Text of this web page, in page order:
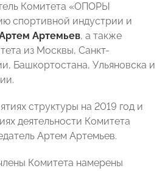
Комитета «ОПОРЫ
спортивной индустрии и
Артемьев, а также
из Москвы, Санкт-
Башкортостана, Ульяновска и
структуры на 2019 год и
деятельности Комитета
Артем Артемьев.
Комитета намерены